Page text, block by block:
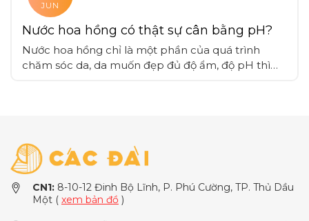
JUN
Nước hoa hồng có thật sự cân bằng pH?
Nước hoa hồng chỉ là một phần của quá trình
chăm sóc da, da muốn đẹp đủ độ ẩm, độ pH thì
CN1: 8-10-12 Đinh Bộ Lĩnh, P. Phú Cường, TP. Thủ Dầu
Một ( xem bản đồ )